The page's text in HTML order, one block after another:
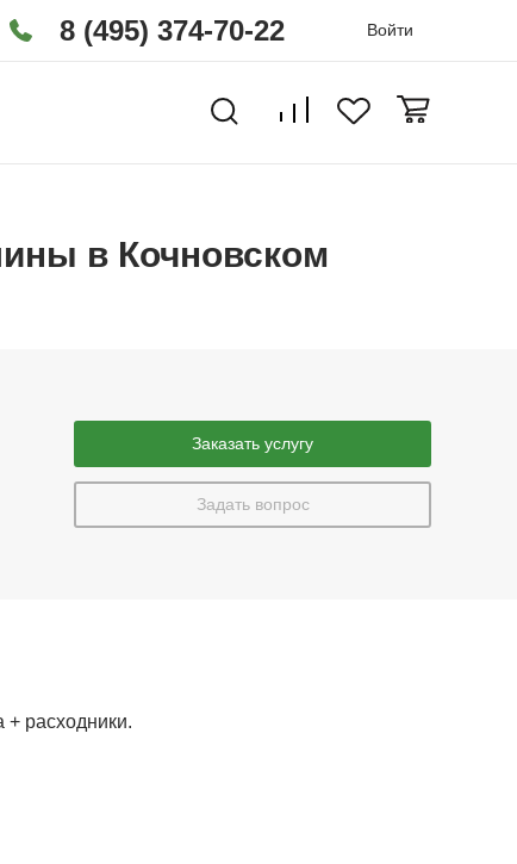
8 (495) 374-70-22 Войти
в Кочновском
Заказать услугу
Задать вопрос
расходники.